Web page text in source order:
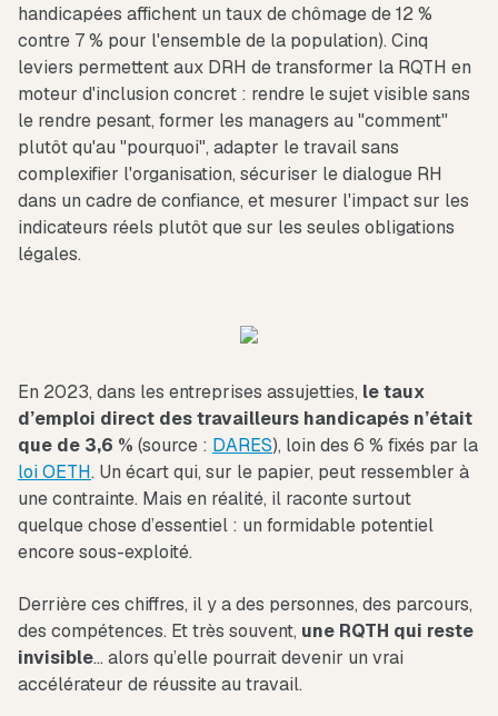
handicapées affichent un taux de chômage de 12 %
contre 7 % pour l'ensemble de la population). Cinq
leviers permettent aux DRH de transformer la RQTH en
moteur d'inclusion concret : rendre le sujet visible sans
le rendre pesant, former les managers au "comment"
plutôt qu'au "pourquoi", adapter le travail sans
complexifier l'organisation, sécuriser le dialogue RH
dans un cadre de confiance, et mesurer l'impact sur les
indicateurs réels plutôt que sur les seules obligations
légales.
En 2023, dans les entreprises assujetties, le taux
d’emploi direct des travailleurs handicapés n’était
que de 3,6 % (source : DARES), loin des 6 % fixés par la
loi OETH. Un écart qui, sur le papier, peut ressembler à
une contrainte. Mais en réalité, il raconte surtout
quelque chose d’essentiel : un formidable potentiel
encore sous-exploité.
Derrière ces chiffres, il y a des personnes, des parcours,
des compétences. Et très souvent, une RQTH qui reste
invisible… alors qu’elle pourrait devenir un vrai
accélérateur de réussite au travail.